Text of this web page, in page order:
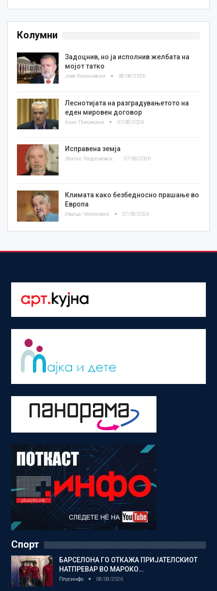
Колумни
Задоцнив, но ја исполнив желбата на
мојот татко
Јове Кекеновски 08/08/2026
Леснотијата на разградувањетото на
еден мировен договор
Азис Положани 07/08/2026
Исправена земја
Златко Теодосиевски 07/08/2026
Климата како безбедносно прашање во
Европа
Ивица Челиковиќ 07/08/2026
Спорт
БАРСЕЛОНА ГО ОТКАЖА ПРИЈАТЕЛСКИОТ
НАТПРЕВАР ВО МАРОКО…
Плусинфо 08/08/2026